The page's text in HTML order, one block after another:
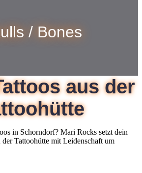
/ Bones
aus der
in Schorndorf? Mari Rocks setzt dein
Tattoohütte mit Leidenschaft um